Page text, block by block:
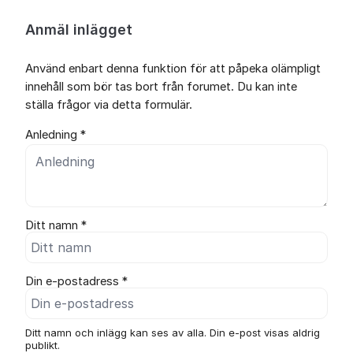
Anmäl inlägget
Använd enbart denna funktion för att påpeka olämpligt
innehåll som bör tas bort från forumet. Du kan inte
ställa frågor via detta formulär.
Anledning *
Ditt namn *
Din e-postadress *
Ditt namn och inlägg kan ses av alla. Din e-post visas aldrig
publikt.